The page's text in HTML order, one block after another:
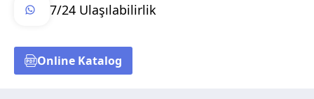
7/24 Ulaşılabilirlik
Online Katalog